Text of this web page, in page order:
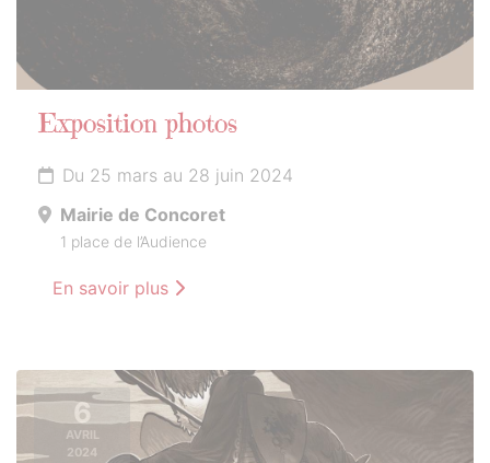
Exposition photos
Du 25 mars au 28 juin 2024
Mairie de Concoret
1 place de l’Audience
En savoir plus
6
AVRIL
2024